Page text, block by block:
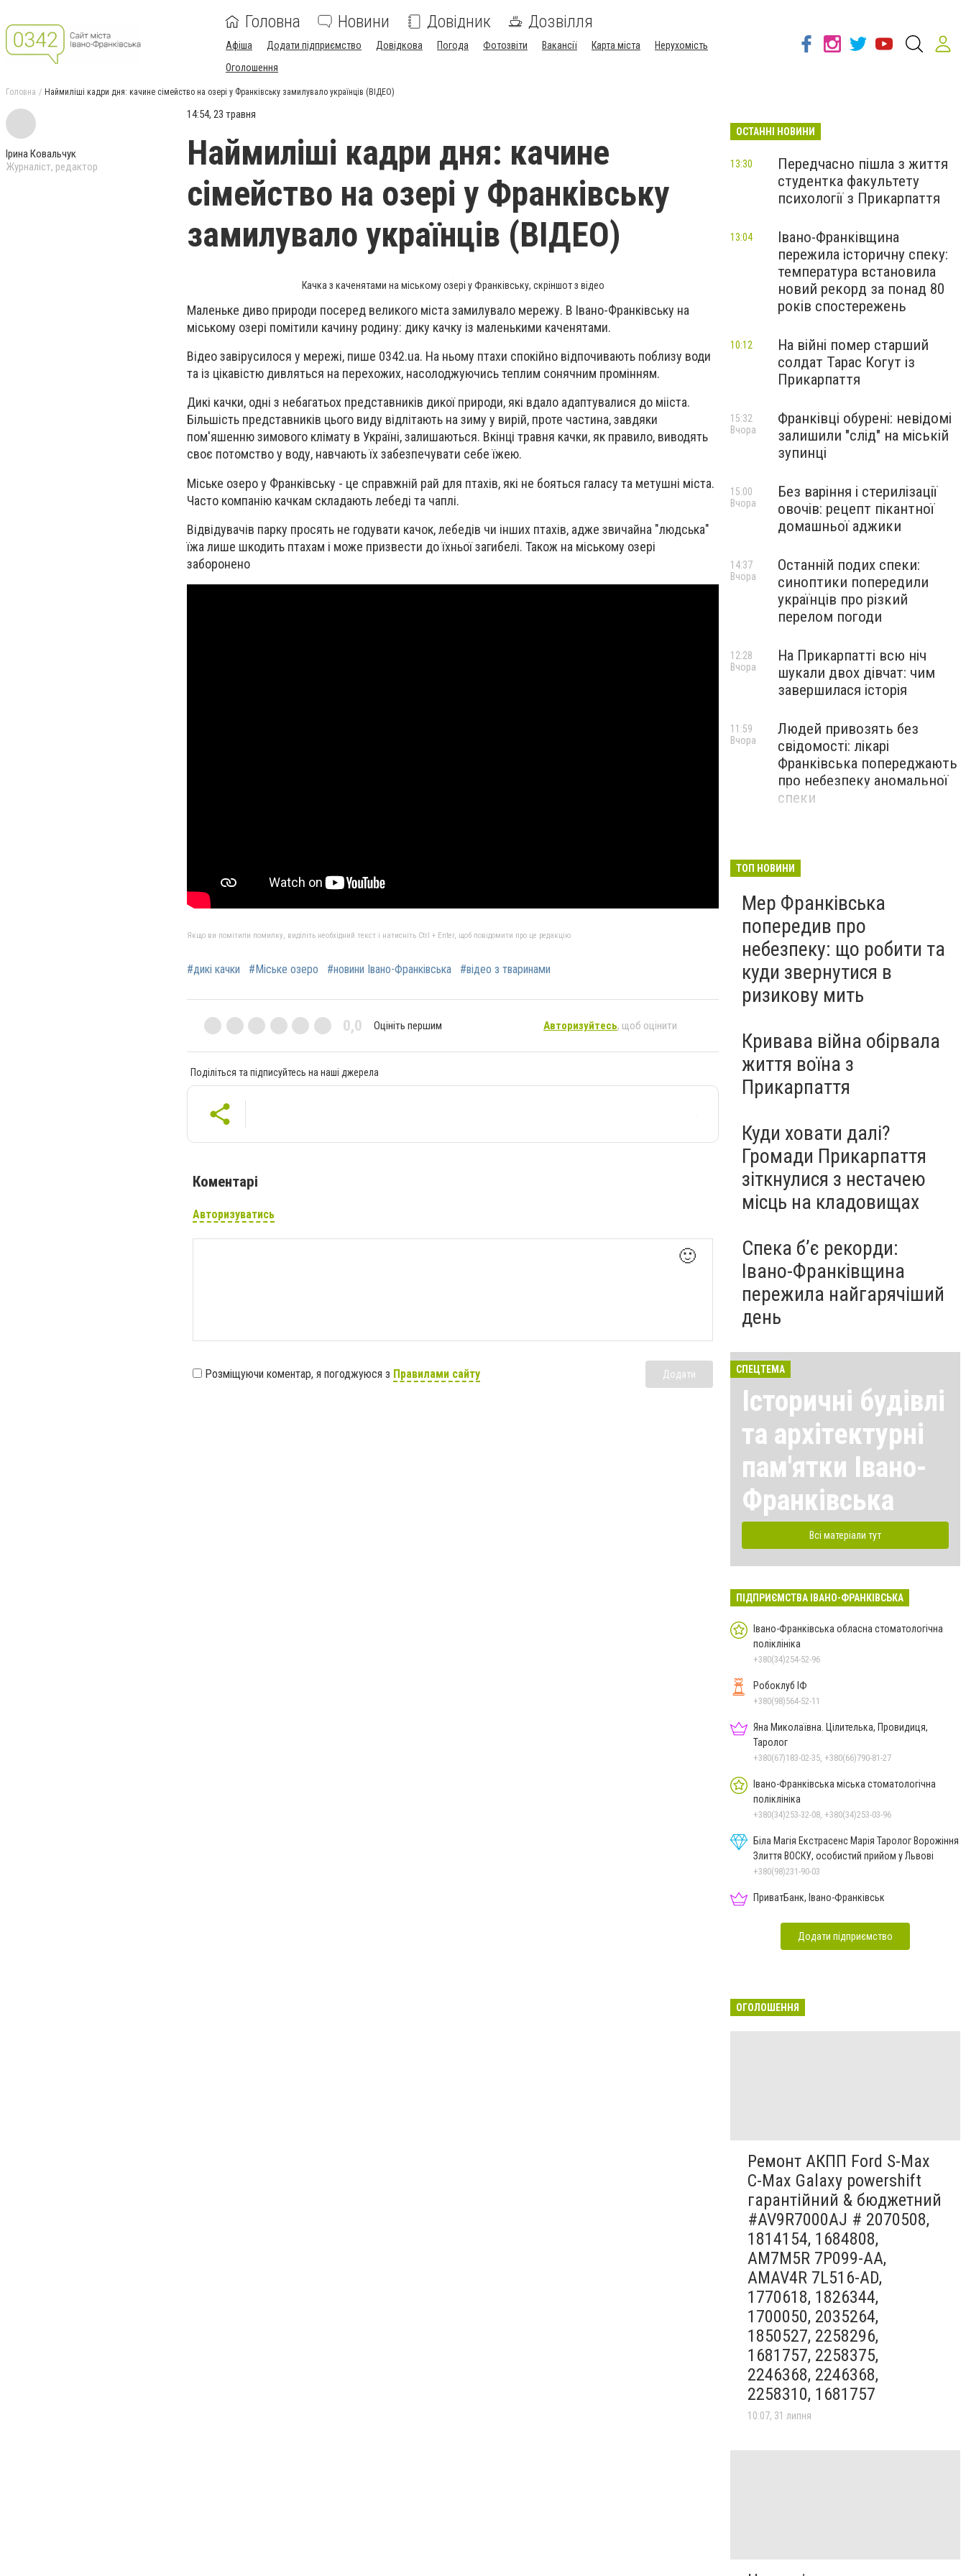
Головна Новини Довідник Дозвілля
Афіша Додати підприємство Довідкова Погода Фотозвіти Вакансії Карта міста
Нерухомість
Оголошення
Головна Наймиліші кадри дня: качине сімейство на озері у Франківську замилувало українців (ВІДЕО)
Ірина Ковальчук
Журналіст, редактор
14:54, 23 травня
Наймиліші кадри дня: качине
сімейство на озері у Франківську
замилувало українців (ВІДЕО)
Качка з каченятами на міському озері у Франківську, скріншот з відео
Маленьке диво природи посеред великого міста замилувало мережу. В Івано-Франківську на
міському озері помітили качину родину: дику качку із маленькими каченятами.
Відео завірусилося у мережі, пише 0342.ua. На ньому птахи спокійно відпочивають поблизу води
та із цікавістю дивляться на перехожих, насолоджуючись теплим сонячним промінням.
Дикі качки, одні з небагатьох представників дикої природи, які вдало адаптувалися до мііста.
Більшість представників цього виду відлітають на зиму у вирій, проте частина, завдяки
пом'яшенню зимового клімату в Україні, залишаються. Вкінці травня качки, як правило, виводять
своє потомство у воду, навчають їх забезпечувати себе їжею.
Міське озеро у Франківську - це справжній рай для птахів, які не бояться галасу та метушні міста.
Часто компанію качкам складають лебеді та чаплі.
Відвідувачів парку просять не годувати качок, лебедів чи інших птахів, адже звичайна "людська"
їжа лише шкодить птахам і може призвести до їхньої загибелі. Також на міському озері
заборонено
Якщо ви помітили помилку, виділіть необхідний текст і натисніть Ctrl + Enter, щоб повідомити про це редакцію
#дикі качки #Міське озеро #новини Івано-Франківська #відео з тваринами
0,0 Оцініть першим Авторизуйтесь, щоб оцінити
Поділіться та підписуйтесь на наші джерела
Коментарі
Авторизуватись
🙂
Розміщуючи коментар, я погоджуюся з Правилами сайту Додати
ОСТАННІ НОВИНИ
Передчасно пішла з життя
студентка факультету
психології з Прикарпаття
13:30
Івано-Франківщина
пережила історичну спеку:
температура встановила
новий рекорд за понад 80
років спостережень
13:04
На війні помер старший
солдат Тарас Когут із
Прикарпаття
10:12
Франківці обурені: невідомі
залишили "слід" на міській
зупинці
15:32
Вчора
Без варіння і стерилізації
овочів: рецепт пікантної
домашньої аджики
15:00
Вчора
Останній подих спеки:
синоптики попередили
українців про різкий
перелом погоди
14:37
Вчора
На Прикарпатті всю ніч
шукали двох дівчат: чим
завершилася історія
12:28
Вчора
Людей привозять без
свідомості: лікарі
Франківська попереджають
про небезпеку аномальної
спеки
11:59
Вчора
ТОП НОВИНИ
Мер Франківська
попередив про
небезпеку: що робити та
куди звернутися в
ризикову мить
Кривава війна обірвала
життя воїна з
Прикарпаття
Куди ховати далі?
Громади Прикарпаття
зіткнулися з нестачею
місць на кладовищах
Спека б’є рекорди:
Івано-Франківщина
пережила найгарячіший
день
СПЕЦТЕМА
Історичні будівлі
та архітектурні
пам'ятки Івано-
Франківська
Всі матеріали тут
ПІДПРИЄМСТВА ІВАНО-ФРАНКІВСЬКА
Івано-Франківська обласна стоматологічна
поліклініка
+380(34)254-52-96
Робоклуб ІФ
+380(98)564-52-11
Яна Миколаївна. Цілителька, Провидиця,
Таролог
+380(67)183-02-35, +380(66)790-81-27
Івано-Франківська міська стоматологічна
поліклініка
+380(34)253-32-08, +380(34)253-03-96
Біла Магія Екстрасенс Марія Таролог Ворожіння
Злиття ВОСКУ, особистий прийом у Львові
+380(98)231-90-03
ПриватБанк, Івано-Франківськ
Додати підприємство
ОГОЛОШЕННЯ
Ремонт АКПП Ford S-Max
C-Max Galaxy powershift
гарантійний & бюджетний
#AV9R7000AJ # 2070508,
1814154, 1684808,
AM7M5R 7P099-AA,
AMAV4R 7L516-AD,
1770618, 1826344,
1700050, 2035264,
1850527, 2258296,
1681757, 2258375,
2246368, 2246368,
2258310, 1681757
10:07, 31 липня